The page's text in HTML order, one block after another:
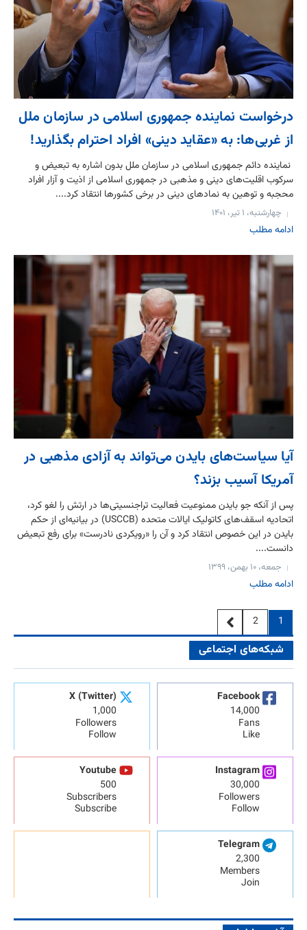
درخواست نماینده جمهوری اسلامی در سازمان ملل
از غربی‌ها: به «عقاید دینی» افراد احترام بگذارید!
نماینده دائم جمهوری اسلامی در سازمان ملل بدون اشاره‌ به تبعیض و
سرکوب اقلیت‌های دینی و مذهبی در جمهوری اسلامی از اذیت و آزار افراد
محجبه و توهین به نمادهای دینی در برخی کشورها انتقاد کرد....
چهارشنبه، ۱ تیر، ۱۴۰۱
ادامه مطلب
آیا سیاست‌های بایدن می‌تواند به آزادی مذهبی در
آمریکا آسیب بزند؟
پس از آنکه جو بایدن ممنوعیت فعالیت تراجنسیتی‌ها در ارتش را لغو کرد،
اتحادیه اسقف‌های کاتولیک ایالات متحده (USCCB) در بیانیه‌ای از حکم
بایدن در این خصوص انتقاد کرد و آن را «رویکردی نادرست» برای رفع تبعیض
دانست....
جمعه، ۱۰ بهمن، ۱۳۹۹
ادامه مطلب
1
2
شبکه‌های اجتماعی
Facebook
14,000
Fans
Like
X (Twitter)
1,000
Followers
Follow
Instagram
30,000
Followers
Follow
Youtube
500
Subscribers
Subscribe
Telegram
2,300
Members
Join